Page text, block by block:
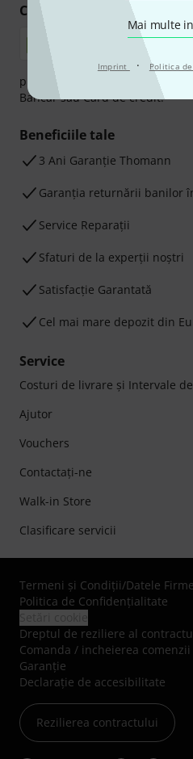
Mai multe
Imprint · Politica
Cumpărați și plătiți în
plata se poate efectua în
Bancar sau Card de credit.
Beneficiile tale
3 Ani Garanție Thomann
Garanţia returnării banilor
Service Reparații
Sfaturi de la experții noștri
Satisfacție Garantată
Cel mai mare depozit din
Service
Costuri de livrare şi Intervale
Ajutor
Vouchers
Contactaţi-ne
Walk-in Store
Clasificare servicii
Termeni şi Condiţii/Datele
Politica de Confidenţialitate
Dreptul de reziliere al
Comanda / incheierea comenzii
Garanție
Declarație de accesibilitate
Rezilierea contractului